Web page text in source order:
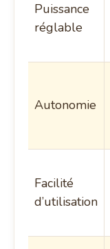
Puissance
réglable
Autonomie
Facilité
d’utilisation